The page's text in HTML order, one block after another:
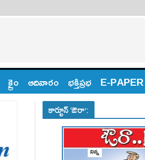
క్రైం ఆదివారం భక్తిప్రభ E-PAPER
కార్టూన్ ‘ఔరా’: